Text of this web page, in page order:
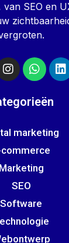
van SEO en
marketing
commerce
Marketing
SEO
Software